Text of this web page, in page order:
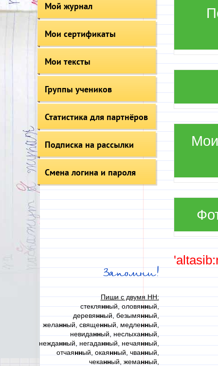
Мой журнал
Мои сертификаты
Мои тексты
Группы учеников
Статистика для партнёров
Подписка на рассылки
Смена логина и пароля
Запомни!
Пиши с двумя НН:
стеклянный, оловянный,
деревянный, безымянный,
желанный, священный, медленный,
невиданный, неслыханный,
нежданный, негаданный, нечаянный,
отчаянный, окаянный, чванный,
чеканный, жеманный,